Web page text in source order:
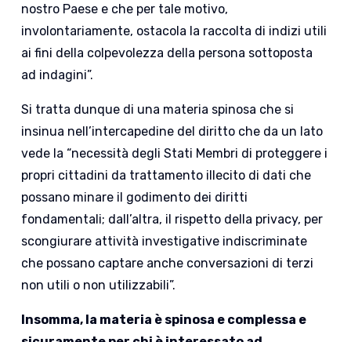
nostro Paese e che per tale motivo,
involontariamente, ostacola la raccolta di indizi utili
ai fini della colpevolezza della persona sottoposta
ad indagini”.
Si tratta dunque di una materia spinosa che si
insinua nell’intercapedine del diritto che da un lato
vede la “necessità degli Stati Membri di proteggere i
propri cittadini da trattamento illecito di dati che
possano minare il godimento dei diritti
fondamentali; dall’altra, il rispetto della privacy, per
scongiurare attività investigative indiscriminate
che possano captare anche conversazioni di terzi
non utili o non utilizzabili”.
Insomma, la materia è spinosa e complessa e